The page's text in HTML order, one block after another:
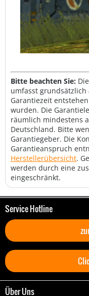
Bitte beachten Sie:
umfasst
Garantiezeit
wurden. Die
räumlich mindestens
Deutschland. Bitte
Garantiegeber. Die
Garantieanspruch
Herstellerübersicht.
werden durch eine
eingeschränkt.
Service Hotline
Über Uns